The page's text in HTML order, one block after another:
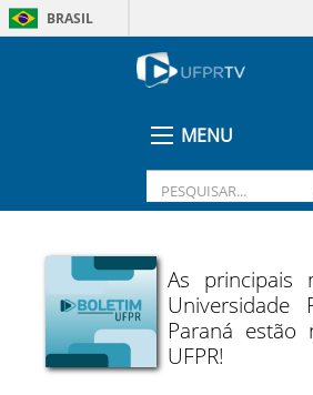
BRASIL
MENU
As principais
Universidade
Paraná estão
UFPR!